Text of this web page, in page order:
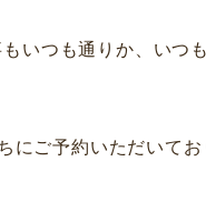
いつも通りか、いつ
にご予約いただいて